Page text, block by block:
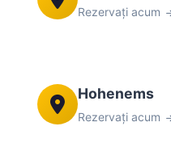
Rezervați acum
Hohenems
Rezervați acum